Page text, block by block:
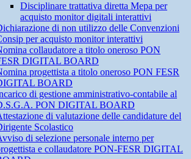
Disciplinare trattativa diretta Mepa per
acquisto monitor digitali interattivi
di non utilizzo delle Convenzioni
per acquisto monitor interattivi
collaudatore a titolo oneroso PON
DIGITAL BOARD
progettista a titolo oneroso PON FESR
BOARD
di gestione amministrativo-contabile al
PON DIGITAL BOARD
di valutazione delle candidature del
Scolastico
di selezione personale interno per
e collaudatore PON-FESR DIGITAL